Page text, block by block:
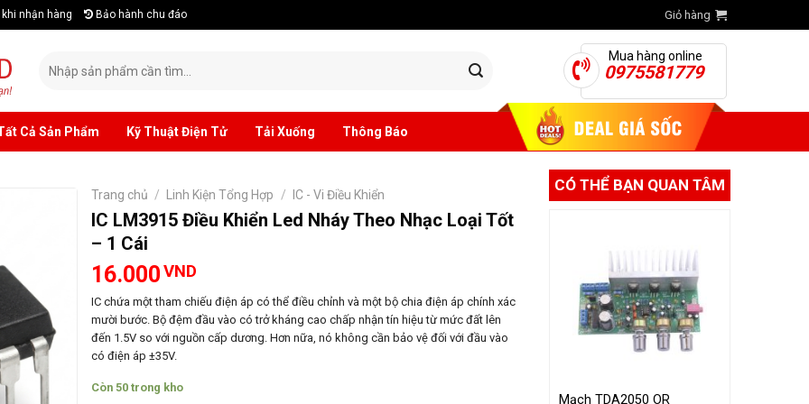
nhận hàng Bảo hành chu đáo Giỏ hàng
kiếm:
Mua hàng online
0975581779
Cả Sản Phẩm Kỹ Thuật Điện Tử Tải Xuống Thông Báo
CÓ THỂ BẠN QUAN TÂM
Mạch TDA2050 OR
Trang chủ / Linh Kiện Tổng Hợp / IC - Vi Điều Khiển
IC LM3915 Điều Khiển Led Nháy Theo Nhạc Loại Tốt
– 1 Cái
16.000VND
IC chứa một tham chiếu điện áp có thể điều chỉnh và một bộ chia điện áp chính xác
mười bước. Bộ đệm đầu vào có trở kháng cao chấp nhận tín hiệu từ mức đất lên
đến 1.5V so với nguồn cấp dương. Hơn nữa, nó không cần bảo vệ đối với đầu vào
có điện áp ±35V.
Còn 50 trong kho